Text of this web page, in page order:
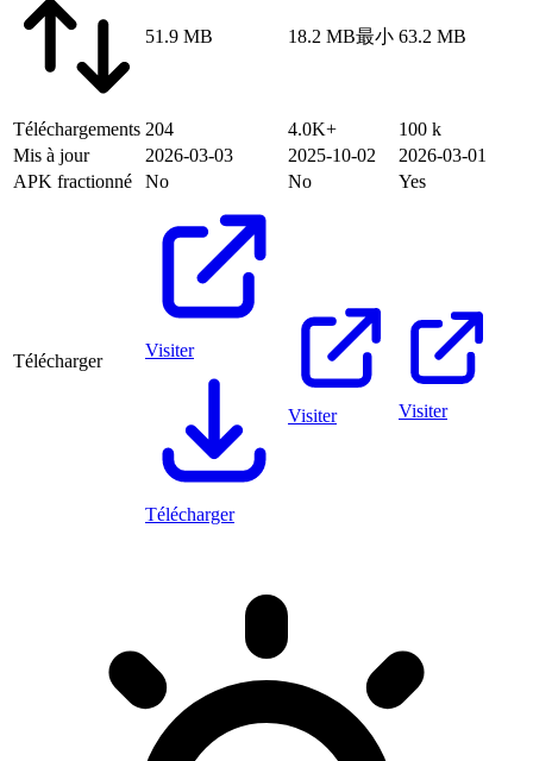
51.9 MB 18.2 MB最小 63.2 MB
Téléchargements 204 4.0K+
100 k
Mis à jour
2026-03-03 2025-10-02
2026-03-01
APK fractionné
No No Yes
Télécharger
Visiter
Télécharger
Visiter Visiter